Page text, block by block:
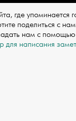
где упоминается
поделиться с
нам с помощью
для написания